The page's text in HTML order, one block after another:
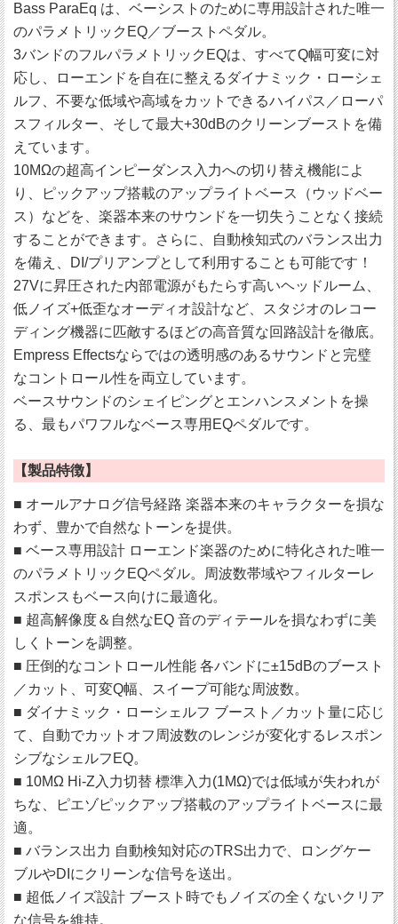
Bass ParaEq は、ベーシストのために専用設計された唯一
のパラメトリックEQ／ブーストペダル。
3バンドのフルパラメトリックEQは、すべてQ幅可変に対
応し、ローエンドを自在に整えるダイナミック・ローシェ
ルフ、不要な低域や高域をカットできるハイパス／ローパ
スフィルター、そして最大+30dBのクリーンブーストを備
えています。
10MΩの超高インピーダンス入力への切り替え機能によ
り、ピックアップ搭載のアップライトベース（ウッドベー
ス）などを、楽器本来のサウンドを一切失うことなく接続
することができます。さらに、自動検知式のバランス出力
を備え、DI/プリアンプとして利用することも可能です！
27Vに昇圧された内部電源がもたらす高いヘッドルーム、
低ノイズ+低歪なオーディオ設計など、スタジオのレコー
ディング機器に匹敵するほどの高音質な回路設計を徹底。
Empress Effectsならではの透明感のあるサウンドと完璧
なコントロール性を両立しています。
ベースサウンドのシェイピングとエンハンスメントを操
る、最もパワフルなベース専用EQペダルです。
【製品特徴】
■ オールアナログ信号経路 楽器本来のキャラクターを損な
わず、豊かで自然なトーンを提供。
■ ベース専用設計 ローエンド楽器のために特化された唯一
のパラメトリックEQペダル。周波数帯域やフィルターレ
スポンスもベース向けに最適化。
■ 超高解像度＆自然なEQ 音のディテールを損なわずに美
しくトーンを調整。
■ 圧倒的なコントロール性能 各バンドに±15dBのブースト
／カット、可変Q幅、スイープ可能な周波数。
■ ダイナミック・ローシェルフ ブースト／カット量に応じ
て、自動でカットオフ周波数のレンジが変化するレスポン
シブなシェルフEQ。
■ 10MΩ Hi-Z入力切替 標準入力(1MΩ)では低域が失われが
ちな、ピエゾピックアップ搭載のアップライトベースに最
適。
■ バランス出力 自動検知対応のTRS出力で、ロングケー
ブルやDIにクリーンな信号を送出。
■ 超低ノイズ設計 ブースト時でもノイズの全くないクリア
な信号を維持。